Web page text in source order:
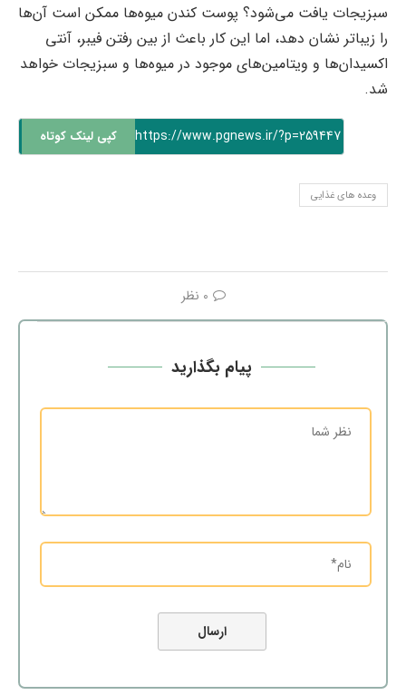
سبزیجات یافت می‌شود؟ پوست کندن میوه‌ها ممکن است آن‌ها
را زیباتر نشان‌ دهد، اما این کار باعث از بین رفتن فیبر، آنتی
اکسیدان‌ها و ویتامین‌های موجود در میوه‌ها و سبزیجات خواهد
شد.
https://www.pgnews.ir/?p=259447 کپی لینک کوتاه
وعده های غذایی
0 نظر
پیام بگذارید